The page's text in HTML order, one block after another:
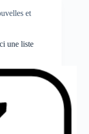
et
une liste